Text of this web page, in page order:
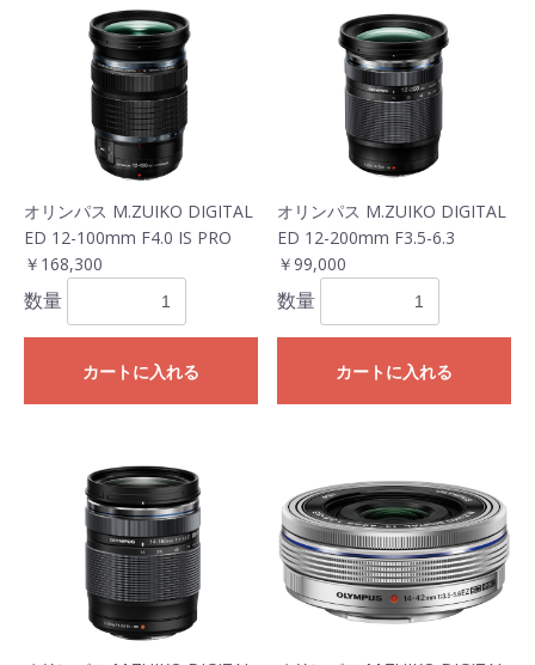
オリンパス M.ZUIKO DIGITAL
ED 12-100mm F4.0 IS PRO
￥168,300
数量
カートに入れる
オリンパス M.ZUIKO DIGITAL
ED 12-200mm F3.5-6.3
￥99,000
数量
カートに入れる